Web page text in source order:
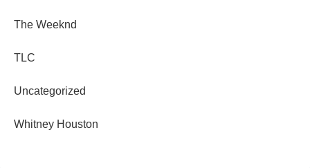
The Weeknd
TLC
Uncategorized
Whitney Houston